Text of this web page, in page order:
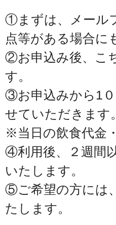
①まずは、メール
点等がある場合に
②お申込み後、こ
す。
③お申込みから1
せていただきます。
※当日の飲食代金
④利用後、２週間
いたします。
⑤ご希望の方には
たします。